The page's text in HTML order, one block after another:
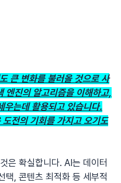
큰 변화를 불러올 것으로 사
엔진의 알고리즘을 이해하고,
우는데 활용되고 있습니다.
전의 기회를 가지고 오기도
은 확실합니다. AI는 데이터
택, 콘텐츠 최적화 등 세부적